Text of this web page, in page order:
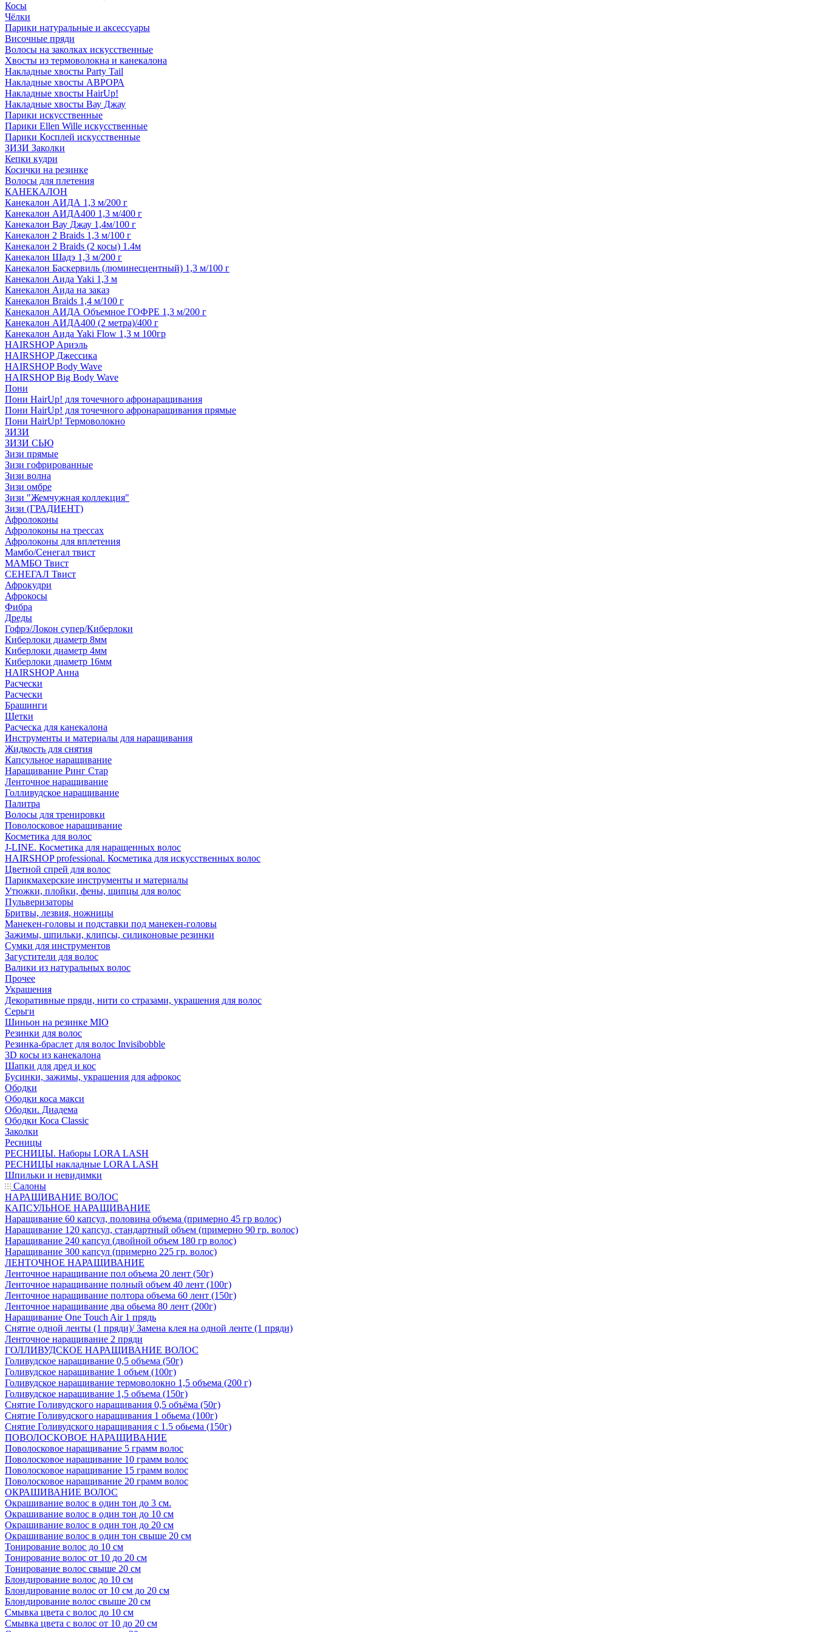
Косы
Чёлки
Парики натуральные и аксессуары
Височные пряди
Волосы на заколках искусственные
Хвосты из термоволокна и канекалона
Накладные хвосты Party Tail
Накладные хвосты АВРОРА
Накладные хвосты HairUp!
Накладные хвосты Вау Джау
Парики искусственные
Парики Ellen Wille искусственные
Парики Косплей искусственные
ЗИЗИ Заколки
Кепки кудри
Косички на резинке
Волосы для плетения
КАНЕКАЛОН
Канекалон АИДА 1,3 м/200 г
Канекалон АИДА400 1,3 м/400 г
Канекалон Вау Джау 1,4м/100 г
Канекалон 2 Braids 1,3 м/100 г
Канекалон 2 Braids (2 косы) 1.4м
Канекалон Шадэ 1,3 м/200 г
Канекалон Баскервиль (люминесцентный) 1,3 м/100 г
Канекалон Аида Yaki 1,3 м
Канекалон Аида на заказ
Канекалон Braids 1,4 м/100 г
Канекалон АИДА Объемное ГОФРЕ 1,3 м/200 г
Канекалон АИДА400 (2 метра)/400 г
Канекалон Аида Yaki Flow 1,3 м 100гр
HAIRSHOP Ариэль
HAIRSHOP Джессика
HAIRSHOP Body Wave
HAIRSHOP Big Body Wave
Пони
Пони HairUp! для точечного афронаращивания
Пони HairUp! для точечного афронаращивания прямые
Пони HairUp! Термоволокно
ЗИЗИ
ЗИЗИ СЬЮ
Зизи прямые
Зизи гофрированные
Зизи волна
Зизи омбре
Зизи "Жемчужная коллекция"
Зизи (ГРАДИЕНТ)
Афролоконы
Афролоконы на трессах
Афролоконы для вплетения
Мамбо/Сенегал твист
МАМБО Твист
СЕНЕГАЛ Твист
Афрокудри
Афрокосы
Фибра
Дреды
Гофрэ/Локон супер/Киберлоки
Киберлоки диаметр 8мм
Киберлоки диаметр 4мм
Киберлоки диаметр 16мм
HAIRSHOP Анна
Расчески
Расчески
Брашинги
Щетки
Расческа для канекалона
Инструменты и материалы для наращивания
Жидкость для снятия
Капсульное наращивание
Наращивание Ринг Стар
Ленточное наращивание
Голливудское наращивание
Палитра
Волосы для тренировки
Поволосковое наращивание
Косметика для волос
J-LINE. Косметика для наращенных волос
HAIRSHOP professional. Косметика для искусственных волос
Цветной спрей для волос
Парикмахерские инструменты и материалы
Утюжки, плойки, фены, щипцы для волос
Пульверизаторы
Бритвы, лезвия, ножницы
Манекен-головы и подставки под манекен-головы
Зажимы, шпильки, клипсы, силиконовые резинки
Сумки для инструментов
Загустители для волос
Валики из натуральных волос
Прочее
Украшения
Декоративные пряди, нити со стразами, украшения для волос
Серьги
Шиньон на резинке MIO
Резинки для волос
Резинка-браслет для волос Invisibobble
3D косы из канекалона
Шапки для дред и кос
Бусинки, зажимы, украшения для афрокос
Ободки
Ободки коса макси
Ободки. Диадема
Ободки Коса Classic
Заколки
Ресницы
РЕСНИЦЫ. Наборы LORA LASH
РЕСНИЦЫ накладные LORA LASH
Шпильки и невидимки
Салоны
НАРАЩИВАНИЕ ВОЛОС
КАПСУЛЬНОЕ НАРАЩИВАНИЕ
Наращивание 60 капсул, половина объема (примерно 45 гр волос)
Наращивание 120 капсул, стандартный объем (примерно 90 гр. волос)
Наращивание 240 капсул (двойной объем 180 гр волос)
Наращивание 300 капсул (примерно 225 гр. волос)
ЛЕНТОЧНОЕ НАРАЩИВАНИЕ
Ленточное наращивание пол объема 20 лент (50г)
Ленточное наращивание полный объем 40 лент (100г)
Ленточное наращивание полтора объема 60 лент (150г)
Ленточное наращивание два обьема 80 лент (200г)
Наращивание One Touch Air 1 прядь
Снятие одной ленты (1 пряди)/ Замена клея на одной ленте (1 пряди)
Ленточное наращивание 2 пряди
ГОЛЛИВУДСКОЕ НАРАЩИВАНИЕ ВОЛОС
Голивудское наращивание 0,5 объема (50г)
Голивудское наращивание 1 объем (100г)
Голивудское наращивание термоволокно 1,5 объема (200 г)
Голивудское наращивание 1,5 объема (150г)
Снятие Голивудского наращивания 0,5 объёма (50г)
Снятие Голивудского наращивания 1 обьема (100г)
Снятие Голивудского наращивания с 1.5 обьема (150г)
ПОВОЛОСКОВОЕ НАРАЩИВАНИЕ
Поволосковое наращивание 5 грамм волос
Поволосковое наращивание 10 грамм волос
Поволосковое наращивание 15 грамм волос
Поволосковое наращивание 20 грамм волос
ОКРАШИВАНИЕ ВОЛОС
Окрашивание волос в один тон до 3 см.
Окрашивание волос в один тон до 10 см
Окрашивание волос в один тон до 20 см
Окрашивание волос в один тон свыше 20 см
Тонирование волос до 10 см
Тонирование волос от 10 до 20 см
Тонирование волос свыше 20 см
Блондирование волос до 10 см
Блондирование волос от 10 см до 20 см
Блондирование волос свыше 20 см
Смывка цвета с волос до 10 см
Смывка цвета с волос от 10 до 20 см